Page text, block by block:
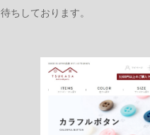
ちしております。